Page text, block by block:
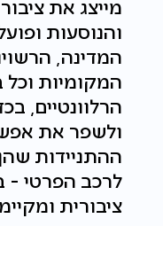
מייצג את
והנוסעות
המדינה,
המקומיות וכל
הרלוונטיים,
ולשפר את
ההתניידות
לרכב הפרטי -
ציבורית